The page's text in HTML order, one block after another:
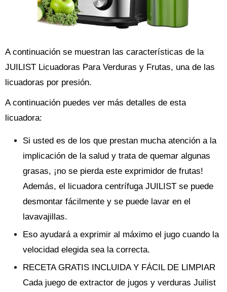
A continuación se muestran las características de la
JUILIST Licuadoras Para Verduras y Frutas, una de las
licuadoras por presión.
A continuación puedes ver más detalles de esta
licuadora:
Si usted es de los que prestan mucha atención a la
implicación de la salud y trata de quemar algunas
grasas, ¡no se pierda este exprimidor de frutas!
Además, el licuadora centrífuga JUILIST se puede
desmontar fácilmente y se puede lavar en el
lavavajillas.
Eso ayudará a exprimir al máximo el jugo cuando la
velocidad elegida sea la correcta.
RECETA GRATIS INCLUIDA Y FÁCIL DE LIMPIAR
Cada juego de extractor de jugos y verduras Juilist